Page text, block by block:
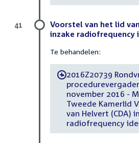
Voorstel van het lid
inzake
Te behandelen:
-2016Z20739
november 2016 -
Tweede Kamerlid
van Helvert (CDA)
radiofrequency
41